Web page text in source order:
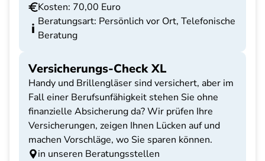
Kosten: 70,00 Euro
Beratungsart: Persönlich vor Ort, Telefonische
Beratung
Versicherungs-Check XL
Handy und Brillengläser sind versichert, aber im
Fall einer Berufsunfähigkeit stehen Sie ohne
finanzielle Absicherung da? Wir prüfen Ihre
Versicherungen, zeigen Ihnen Lücken auf und
machen Vorschläge, wo Sie sparen können.
in unseren Beratungsstellen